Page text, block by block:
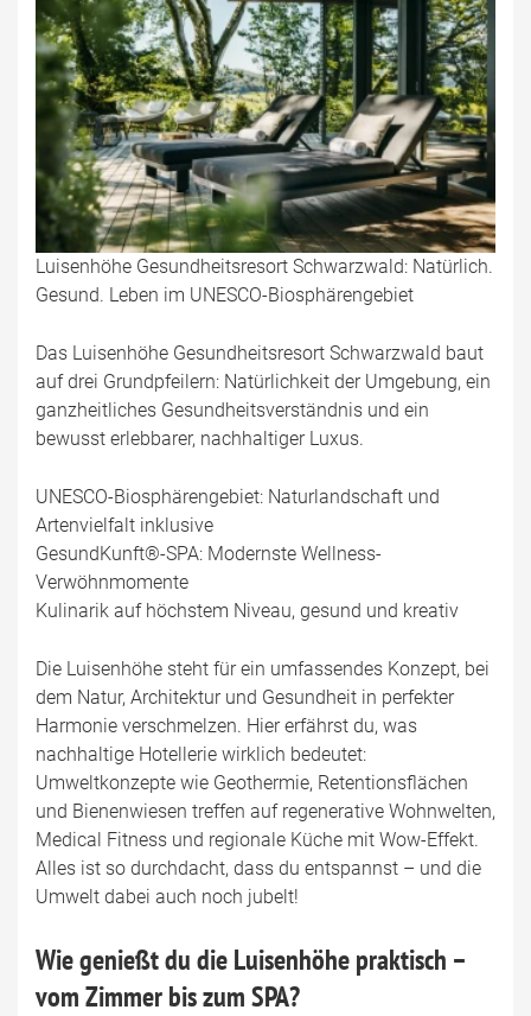
Luisenhöhe Gesundheitsresort Schwarzwald: Natürlich.
Gesund. Leben im UNESCO-Biosphärengebiet
Das Luisenhöhe Gesundheitsresort Schwarzwald baut
auf drei Grundpfeilern: Natürlichkeit der Umgebung, ein
ganzheitliches Gesundheitsverständnis und ein
bewusst erlebbarer, nachhaltiger Luxus.
UNESCO-Biosphärengebiet: Naturlandschaft und
Artenvielfalt inklusive
GesundKunft®-SPA: Modernste Wellness-
Verwöhnmomente
Kulinarik auf höchstem Niveau, gesund und kreativ
Die Luisenhöhe steht für ein umfassendes Konzept, bei
dem Natur, Architektur und Gesundheit in perfekter
Harmonie verschmelzen. Hier erfährst du, was
nachhaltige Hotellerie wirklich bedeutet:
Umweltkonzepte wie Geothermie, Retentionsflächen
und Bienenwiesen treffen auf regenerative Wohnwelten,
Medical Fitness und regionale Küche mit Wow-Effekt.
Alles ist so durchdacht, dass du entspannst – und die
Umwelt dabei auch noch jubelt!
Wie genießt du die Luisenhöhe praktisch –
vom Zimmer bis zum SPA?